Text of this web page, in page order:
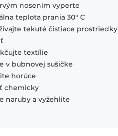
nosením vyperte
teplota prania 30° C
tekuté čistiace prostriedky
textílie
v bubnovej sušičke
horúce
chemicky
naruby a vyžehlite